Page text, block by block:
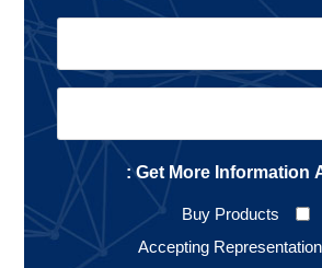
Get More Information
Buy Products
Accepting Representation